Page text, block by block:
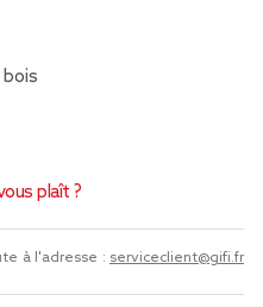
plaît ?
à l'adresse : serviceclient@gifi.fr